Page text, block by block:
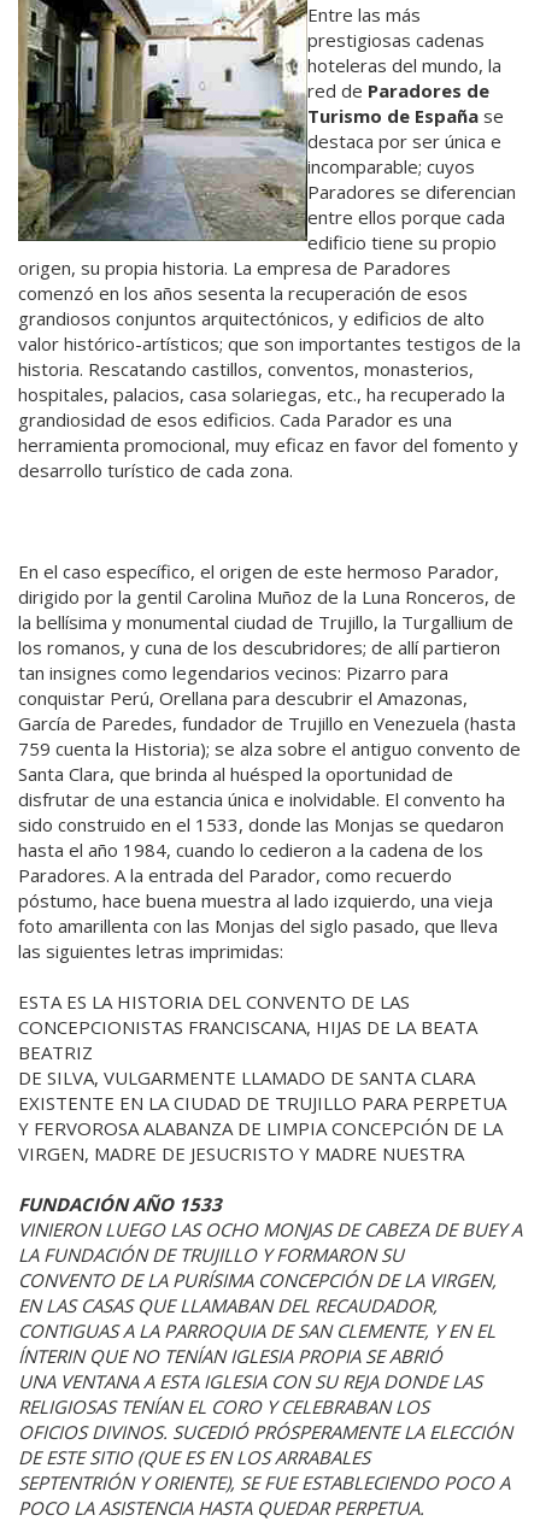
Entre las más
prestigiosas cadenas
hoteleras del mundo, la
red de Paradores de
Turismo de España se
destaca por ser única e
incomparable; cuyos
Paradores se diferencian
entre ellos porque cada
edificio tiene su propio
origen, su propia historia. La empresa de Paradores
comenzó en los años sesenta la recuperación de esos
grandiosos conjuntos arquitectónicos, y edificios de alto
valor histórico-artísticos; que son importantes testigos de la
historia. Rescatando castillos, conventos, monasterios,
hospitales, palacios, casa solariegas, etc., ha recuperado la
grandiosidad de esos edificios. Cada Parador es una
herramienta promocional, muy eficaz en favor del fomento y
desarrollo turístico de cada zona.
En el caso específico, el origen de este hermoso Parador,
dirigido por la gentil Carolina Muñoz de la Luna Ronceros, de
la bellísima y monumental ciudad de Trujillo, la Turgallium de
los romanos, y cuna de los descubridores; de allí partieron
tan insignes como legendarios vecinos: Pizarro para
conquistar Perú, Orellana para descubrir el Amazonas,
García de Paredes, fundador de Trujillo en Venezuela (hasta
759 cuenta la Historia); se alza sobre el antiguo convento de
Santa Clara, que brinda al huésped la oportunidad de
disfrutar de una estancia única e inolvidable. El convento ha
sido construido en el 1533, donde las Monjas se quedaron
hasta el año 1984, cuando lo cedieron a la cadena de los
Paradores. A la entrada del Parador, como recuerdo
póstumo, hace buena muestra al lado izquierdo, una vieja
foto amarillenta con las Monjas del siglo pasado, que lleva
las siguientes letras imprimidas:
ESTA ES LA HISTORIA DEL CONVENTO DE LAS
CONCEPCIONISTAS FRANCISCANA, HIJAS DE LA BEATA
BEATRIZ
DE SILVA, VULGARMENTE LLAMADO DE SANTA CLARA
EXISTENTE EN LA CIUDAD DE TRUJILLO PARA PERPETUA
Y FERVOROSA ALABANZA DE LIMPIA CONCEPCIÓN DE LA
VIRGEN, MADRE DE JESUCRISTO Y MADRE NUESTRA
FUNDACIÓN AÑO 1533
VINIERON LUEGO LAS OCHO MONJAS DE CABEZA DE BUEY A
LA FUNDACIÓN DE TRUJILLO Y FORMARON SU
CONVENTO DE LA PURÍSIMA CONCEPCIÓN DE LA VIRGEN,
EN LAS CASAS QUE LLAMABAN DEL RECAUDADOR,
CONTIGUAS A LA PARROQUIA DE SAN CLEMENTE, Y EN EL
ÍNTERIN QUE NO TENÍAN IGLESIA PROPIA SE ABRIÓ
UNA VENTANA A ESTA IGLESIA CON SU REJA DONDE LAS
RELIGIOSAS TENÍAN EL CORO Y CELEBRABAN LOS
OFICIOS DIVINOS. SUCEDIÓ PRÓSPERAMENTE LA ELECCIÓN
DE ESTE SITIO (QUE ES EN LOS ARRABALES
SEPTENTRIÓN Y ORIENTE), SE FUE ESTABLECIENDO POCO A
POCO LA ASISTENCIA HASTA QUEDAR PERPETUA.